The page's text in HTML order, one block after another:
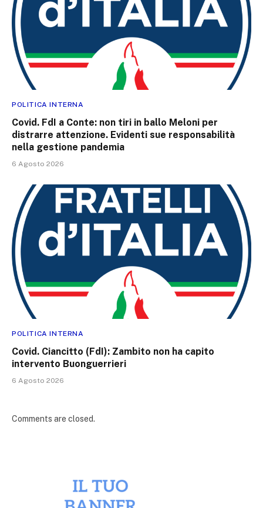
POLITICA INTERNA
Covid. FdI a Conte: non tiri in ballo Meloni per
distrarre attenzione. Evidenti sue responsabilità
nella gestione pandemia
6 Agosto 2026
POLITICA INTERNA
Covid. Ciancitto (FdI): Zambito non ha capito
intervento Buonguerrieri
6 Agosto 2026
Comments are closed.